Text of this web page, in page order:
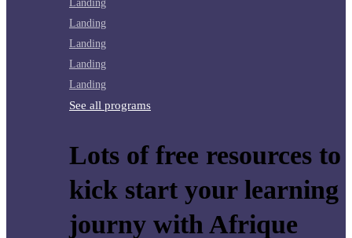
Landing
Landing
Landing
Landing
Landing
See all programs
Lots of free resources to
kick start your learning
journy with Afrique